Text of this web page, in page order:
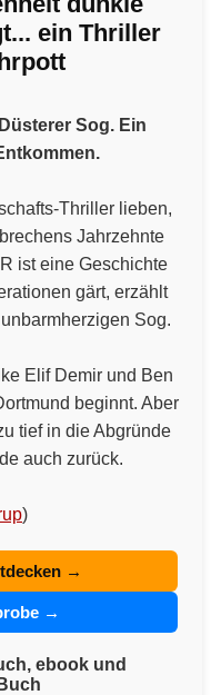
ein Thriller
Sog. Ein
Thriller lieben,
Jahrzehnte
ist eine Geschichte
gärt, erzählt
Sog.
Elif Demir und Ben
beginnt. Aber
tief in die Abgründe
auch zurück.
)
→
→
ebook und